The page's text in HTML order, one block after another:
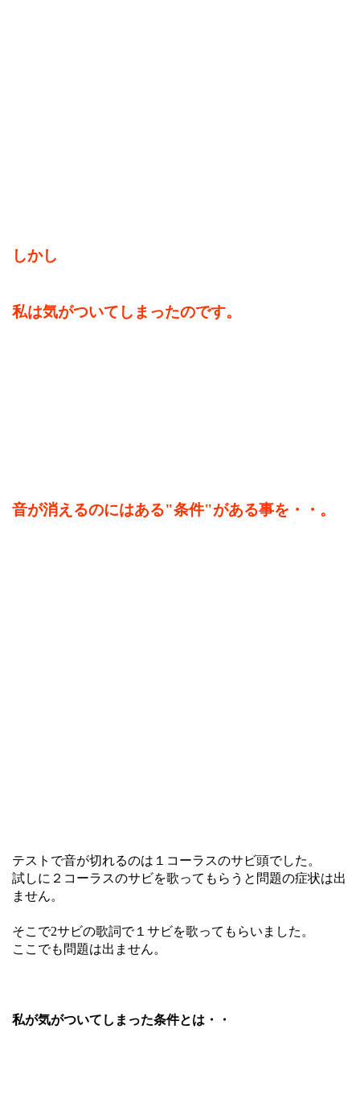
しかし
私は気がついてしまったのです。
音が消えるのにはある"条件"がある事を・・。
テストで音が切れるのは１コーラスのサビ頭でした。
試しに２コーラスのサビを歌ってもらうと問題の症状は出
ません。
そこで2サビの歌詞で１サビを歌ってもらいました。
ここでも問題は出ません。
私が気がついてしまった条件とは・・